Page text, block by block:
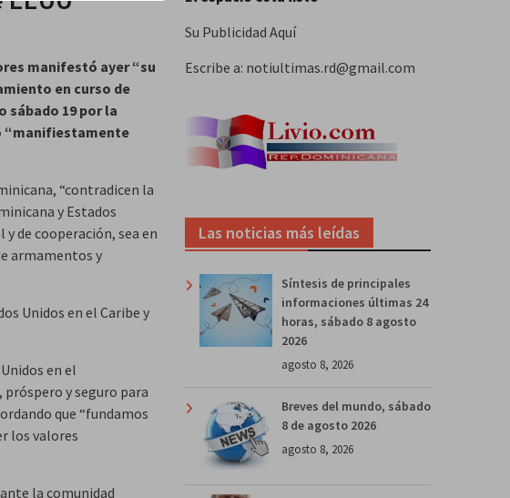
manifestó ayer “su
en curso de
sábado 19 por la
“manifiestamente
“contradicen la
y Estados
de cooperación, sea en
armamentos y
Unidos en el Caribe y
en el
y seguro para
que “fundamos
los valores
la comunidad
Su Publicidad Aquí
Escribe a: notiultimas.rd@gmail.com
Las noticias más leídas
Síntesis de principales
informaciones últimas 24
horas, sábado 8 agosto
2026
agosto 8, 2026
Breves del mundo, sábado
8 de agosto 2026
agosto 8, 2026